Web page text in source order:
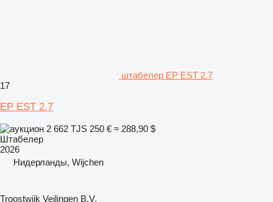
штабелер EP EST 2.7
17
EP EST 2.7
2 662 TJS 250 € ≈ 288,90 $
Штабелер
2026
Нидерланды, Wijchen
Troostwijk Veilingen B.V.